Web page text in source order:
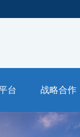
台 战略合作